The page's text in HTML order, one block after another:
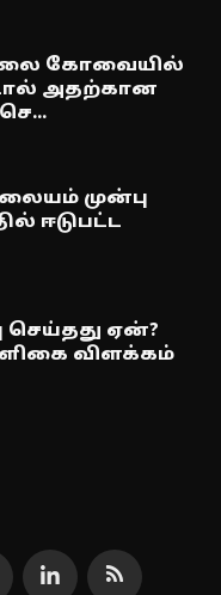
கோவையில்
அதற்கான
முன்பு
ஈடுபட்ட
செய்தது ஏன்?
விளக்கம்